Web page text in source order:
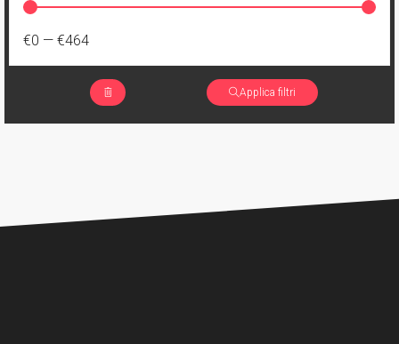
€0 — €464
Applica filtri